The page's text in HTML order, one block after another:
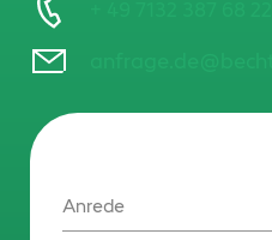
Anrede